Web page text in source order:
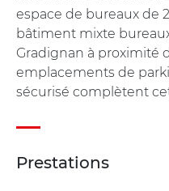
espace de bureaux de
bâtiment mixte
Gradignan à proximité
emplacements de
sécurisé complètent
Prestations